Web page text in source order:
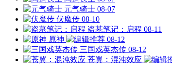
元气骑士 08-07
伏魔传 08-10
盗墓笔记：启程 08-11
原神
08-12
三国戏英杰传 08-12
苍翼：混沌效应